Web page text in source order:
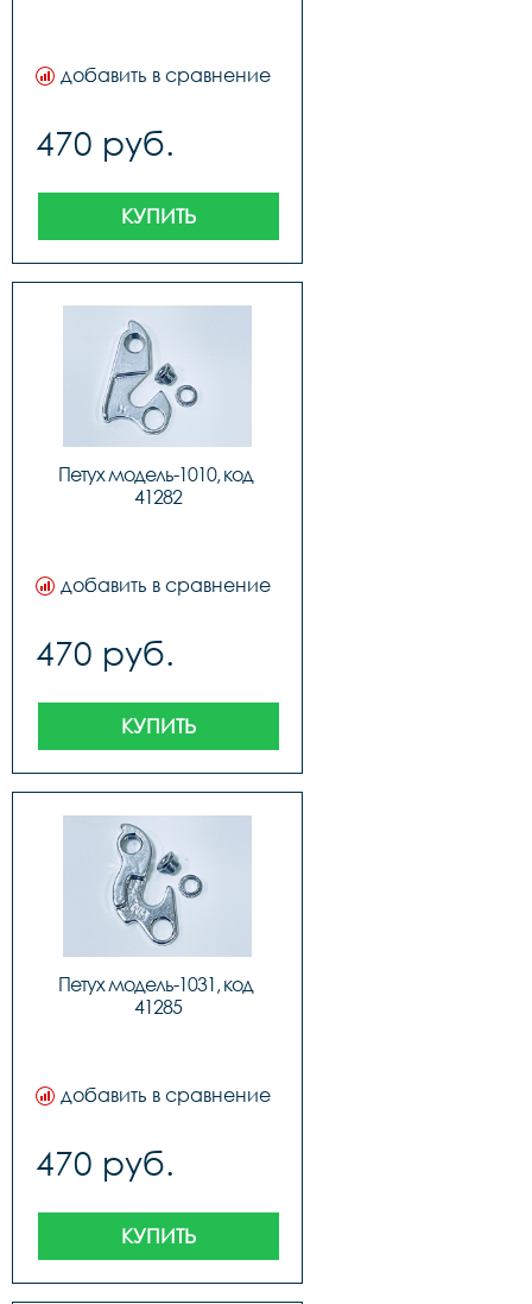
добавить в сравнение
470 руб.
КУПИТЬ
Петух модель-1010, код
41282
добавить в сравнение
470 руб.
КУПИТЬ
Петух модель-1031, код
41285
добавить в сравнение
470 руб.
КУПИТЬ